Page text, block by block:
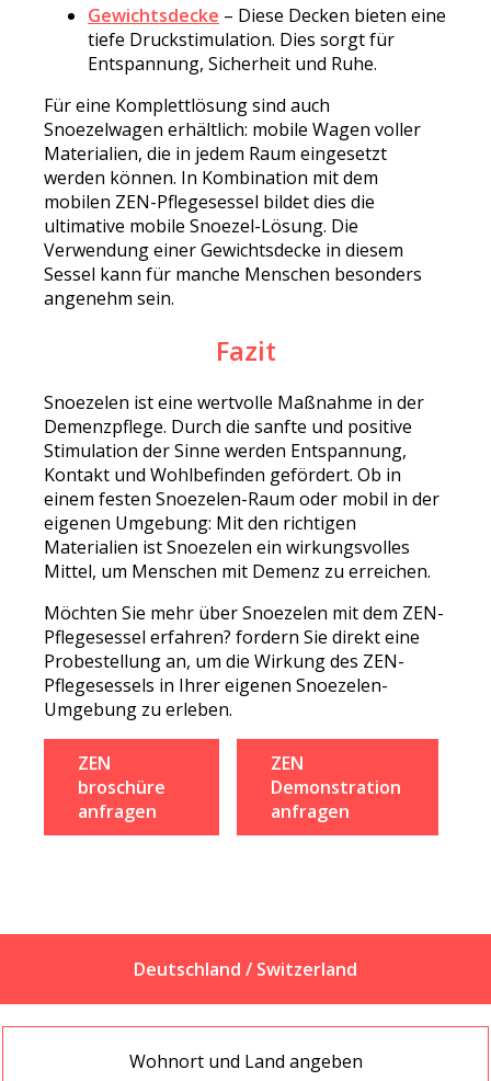
Gewichtsdecke – Diese Decken bieten eine
tiefe Druckstimulation. Dies sorgt für
Entspannung, Sicherheit und Ruhe.
Für eine Komplettlösung sind auch
Snoezelwagen erhältlich: mobile Wagen voller
Materialien, die in jedem Raum eingesetzt
werden können. In Kombination mit dem
mobilen ZEN-Pflegesessel bildet dies die
ultimative mobile Snoezel-Lösung. Die
Verwendung einer Gewichtsdecke in diesem
Sessel kann für manche Menschen besonders
angenehm sein.
Fazit
Snoezelen ist eine wertvolle Maßnahme in der
Demenzpflege. Durch die sanfte und positive
Stimulation der Sinne werden Entspannung,
Kontakt und Wohlbefinden gefördert. Ob in
einem festen Snoezelen-Raum oder mobil in der
eigenen Umgebung: Mit den richtigen
Materialien ist Snoezelen ein wirkungsvolles
Mittel, um Menschen mit Demenz zu erreichen.
Möchten Sie mehr über Snoezelen mit dem ZEN-
Pflegesessel erfahren? fordern Sie direkt eine
Probestellung an, um die Wirkung des ZEN-
Pflegesessels in Ihrer eigenen Snoezelen-
Umgebung zu erleben.
ZEN
broschüre
anfragen
ZEN
Demonstration
anfragen
Deutschland / Switzerland